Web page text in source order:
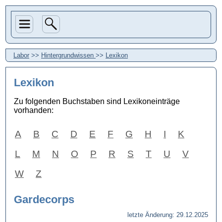
Labor >> Hintergrundwissen >> Lexikon
Lexikon
Zu folgenden Buchstaben sind Lexikoneinträge
vorhanden:
A B C D E F G H I
K
L
M N O P R S T U
V
W
Z
Gardecorps
letzte Änderung: 29.12.2025